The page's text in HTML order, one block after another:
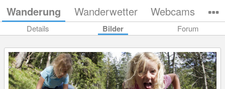
Wanderung Wanderwetter Webcams
Details Bilder Forum